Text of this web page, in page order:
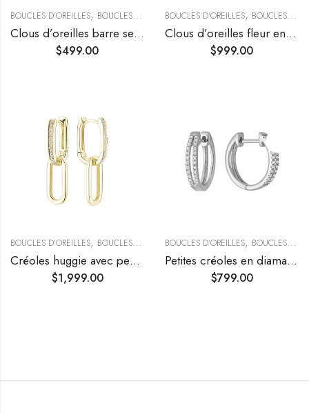
BOUCLES D'OREILLES, BOUCLES D’OREILLES TENDANCE ,SÉLECTION DU
Clous d’oreilles barre sertie de diamant noir
$499.00
BOUCLES D'OREILLES, BOUCLES D’OREILLES TENDANCE
Clous d’oreilles fleur en diamants taille marquise
$999.00
BOUCLES D'OREILLES, BOUCLES D’OREILLES TENDANCE ,BOUCLES
Créoles huggie avec pendants alternés motif trombone en diamants
$1,999.00
BOUCLES D'OREILLES, BOUCLES D’OREILLES TENDANCE
Petites créoles en diamants à double rang
$799.00